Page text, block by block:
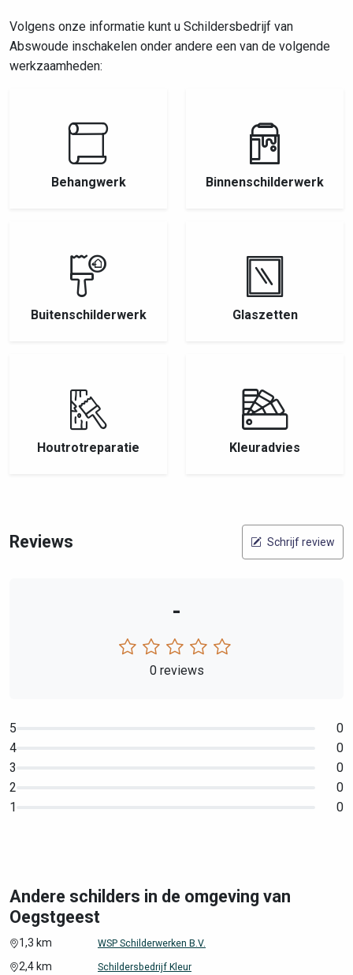
Volgens onze informatie kunt u Schildersbedrijf van
Abswoude inschakelen onder andere een van de volgende
werkzaamheden:
Behangwerk Binnenschilderwerk
Buitenschilderwerk Glaszetten
Houtrotreparatie Kleuradvies
Reviews Schrijf review
-
0 reviews
5
0
4
0
3
0
2
0
1
0
Andere schilders in de omgeving van
Oegstgeest
1,3 km WSP Schilderwerken B.V.
2,4 km Schildersbedrijf Kleur